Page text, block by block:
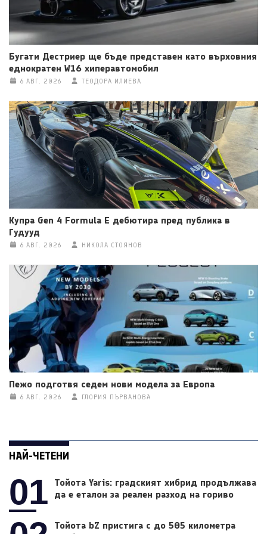
Бугати Дестриер ще бъде представен като върховния
еднократен W16 хиперавтомобил
6 АВГ. 2026 ТЕОДОРА ИЛИЕВА
Купра Gen 4 Formula E дебютира пред публика в
Гудууд
6 АВГ. 2026 НИКОЛА СТОЯНОВ
Пежо подготвя седем нови модела за Европа
6 АВГ. 2026 ГЛОРИЯ ПЪРВАНОВА
НАЙ-ЧЕТЕНИ
01
Тойота Yaris: градският хибрид продължава
да е еталон за реален разход на гориво
Тойота bZ пристига с до 505 километра